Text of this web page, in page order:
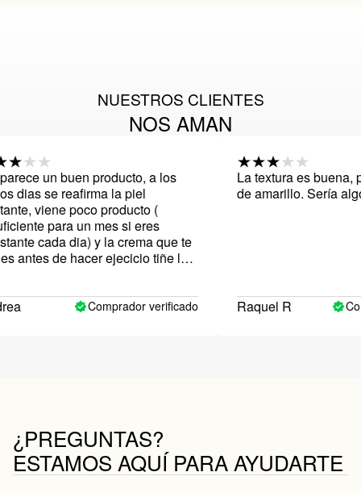
NUESTROS CLIENTES
NOS AMAN
un buen producto, a los
dias se reafirma la piel
viene poco producto (
para un mes si eres
cada dia) y la crema que te
antes de hacer ejecicio tiñe la
Comprador verificado
La textura es buena,
de amarillo. Sería algo
Raquel R
¿PREGUNTAS?
ESTAMOS AQUÍ PARA AYUDARTE